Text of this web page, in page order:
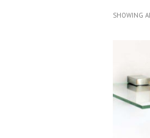
SHOWING